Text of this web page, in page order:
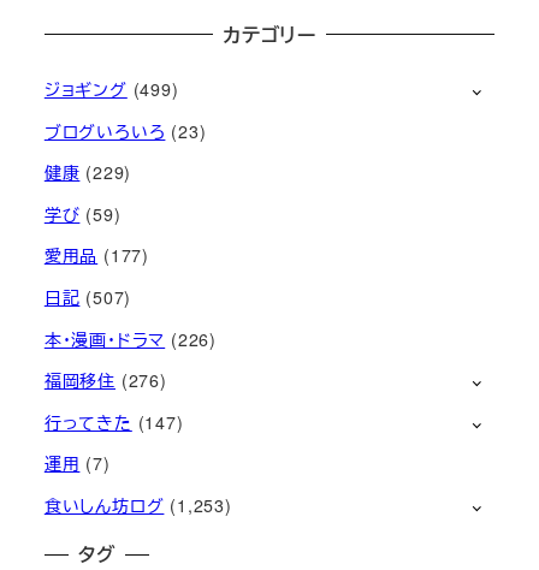
カテゴリー
ジョギング (499)
ブログいろいろ (23)
健康 (229)
学び (59)
愛用品 (177)
日記 (507)
本・漫画・ドラマ (226)
福岡移住 (276)
行ってきた (147)
運用 (7)
食いしん坊ログ (1,253)
タグ